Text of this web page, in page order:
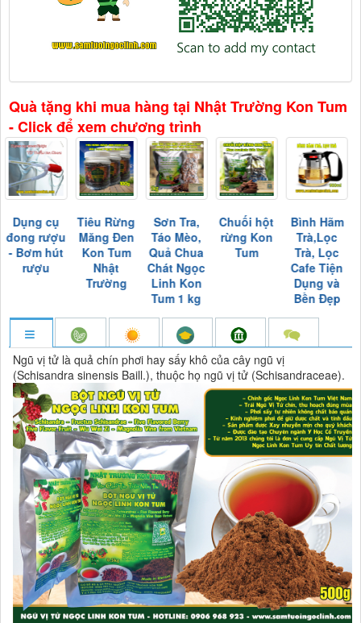
Quà tặng khi mua hàng tại Nhật Trường Kon Tum
- Click để xem chương trình
Dụng cụ
đong rượu
- Bơm hút
rượu
Tiêu Rừng
Măng Đen
Kon Tum
Nhật
Trường
Sơn Tra,
Táo Mèo,
Quả Chua
Chát Ngọc
Linh Kon
Tum 1 kg
Chuối hột
rừng Kon
Tum
Bình Hãm
Trà,Lọc
Trà, Lọc
Cafe Tiện
Dụng và
Bền Đẹp
Ngũ vị tử là quả chín phơi hay sấy khô của cây ngũ vị
(Schisandra sinensis Baill.), thuộc họ ngũ vị tử (Schisandraceae).